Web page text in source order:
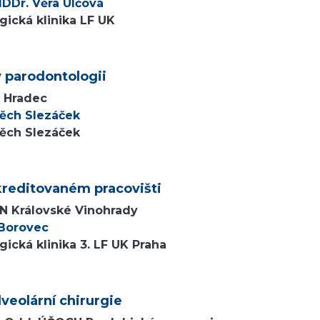
Věra Ulčová
klinika LF UK
parodontologii
Slezáček
Slezáček
pracovišti
Královské Vinohrady
klinika 3. LF UK Praha
chirurgie